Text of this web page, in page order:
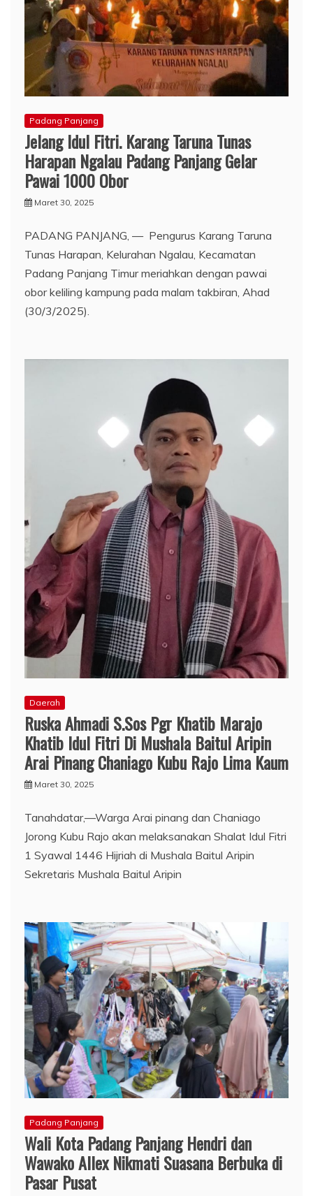
Padang Panjang
Jelang Idul Fitri. Karang Taruna Tunas
Harapan Ngalau Padang Panjang Gelar
Pawai 1000 Obor
Maret 30, 2025
PADANG PANJANG, — Pengurus Karang Taruna
Tunas Harapan, Kelurahan Ngalau, Kecamatan
Padang Panjang Timur meriahkan dengan pawai
obor keliling kampung pada malam takbiran, Ahad
(30/3/2025).
Daerah
Ruska Ahmadi S.Sos Pgr Khatib Marajo
Khatib Idul Fitri Di Mushala Baitul Aripin
Arai Pinang Chaniago Kubu Rajo Lima Kaum
Maret 30, 2025
Tanahdatar,—Warga Arai pinang dan Chaniago
Jorong Kubu Rajo akan melaksanakan Shalat Idul Fitri
1 Syawal 1446 Hijriah di Mushala Baitul Aripin
Sekretaris Mushala Baitul Aripin
Padang Panjang
Wali Kota Padang Panjang Hendri dan
Wawako Allex Nikmati Suasana Berbuka di
Pasar Pusat